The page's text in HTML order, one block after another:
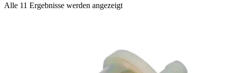
Alle 11 Ergebnisse werden angezeigtNach